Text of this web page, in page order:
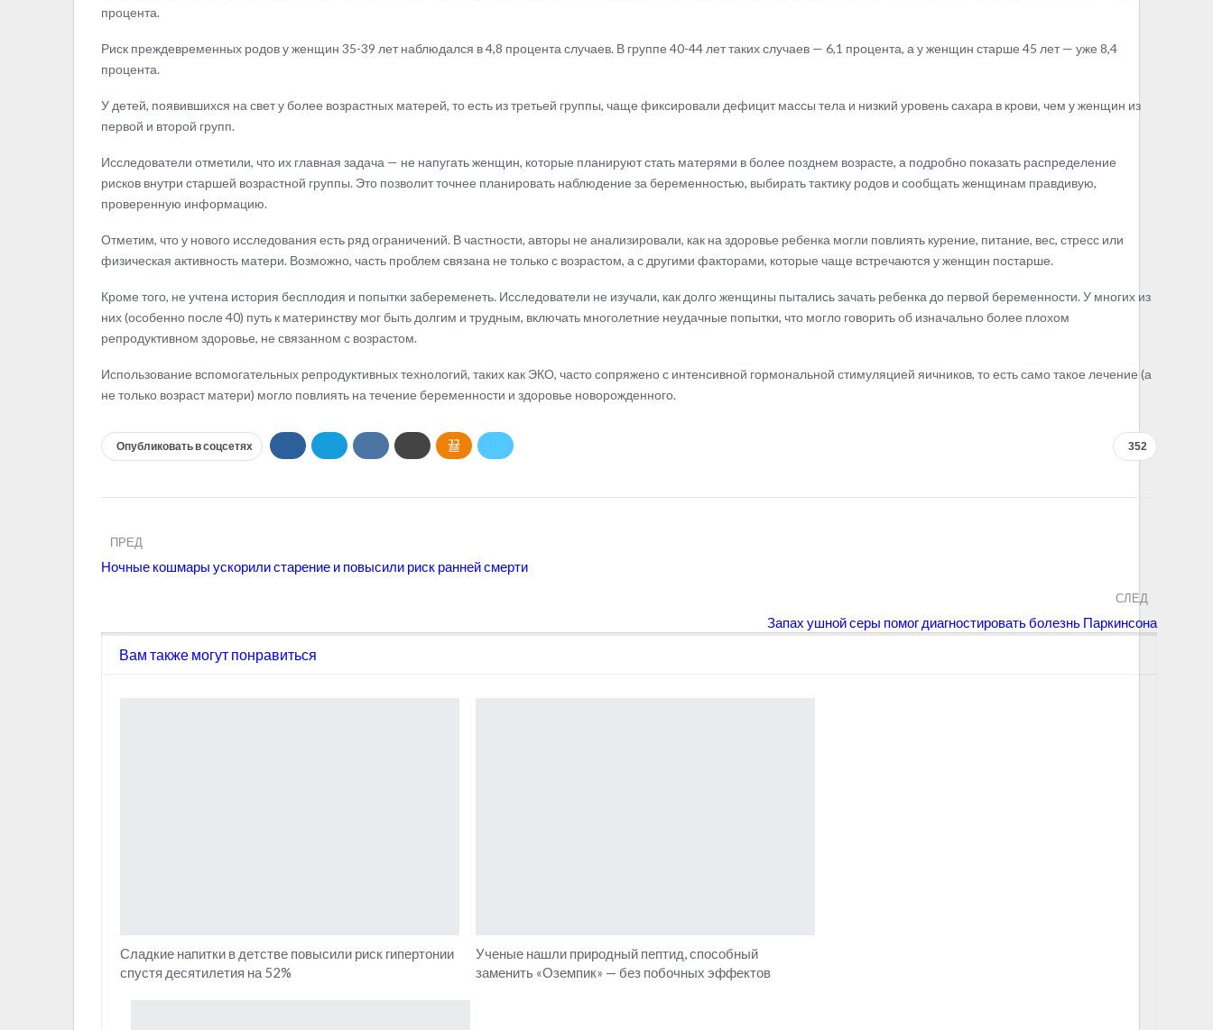
процента.
Риск преждевременных родов у женщин 35-39 лет наблюдался в 4,8 процента случаев. В группе 40-44 лет таких случаев — 6,1 процента, а у женщин старше 45 лет — уже 8,4
процента.
У детей, появившихся на свет у более возрастных матерей, то есть из третьей группы, чаще фиксировали дефицит массы тела и низкий уровень сахара в крови, чем у женщин из
первой и второй групп.
Исследователи отметили, что их главная задача — не напугать женщин, которые планируют стать матерями в более позднем возрасте, а подробно показать распределение
рисков внутри старшей возрастной группы. Это позволит точнее планировать наблюдение за беременностью, выбирать тактику родов и сообщать женщинам правдивую,
проверенную информацию.
Отметим, что у нового исследования есть ряд ограничений. В частности, авторы не анализировали, как на здоровье ребенка могли повлиять курение, питание, вес, стресс или
физическая активность матери. Возможно, часть проблем связана не только с возрастом, а с другими факторами, которые чаще встречаются у женщин постарше.
Кроме того, не учтена история бесплодия и попытки забеременеть. Исследователи не изучали, как долго женщины пытались зачать ребенка до первой беременности. У многих из
них (особенно после 40) путь к материнству мог быть долгим и трудным, включать многолетние неудачные попытки, что могло говорить об изначально более плохом
репродуктивном здоровье, не связанном с возрастом.
Использование вспомогательных репродуктивных технологий, таких как ЭКО, часто сопряжено с интенсивной гормональной стимуляцией яичников, то есть само такое лечение (а
не только возраст матери) могло повлиять на течение беременности и здоровье новорожденного.
352
Опубликовать в соцсетях
ПРЕД
Ночные кошмары ускорили старение и повысили риск ранней смерти
СЛЕД
Запах ушной серы помог диагностировать болезнь Паркинсона
Вам также могут понравиться
Сладкие напитки в детстве повысили риск гипертонии
спустя десятилетия на 52%
Ученые нашли природный пептид, способный
заменить «Оземпик» — без побочных эффектов